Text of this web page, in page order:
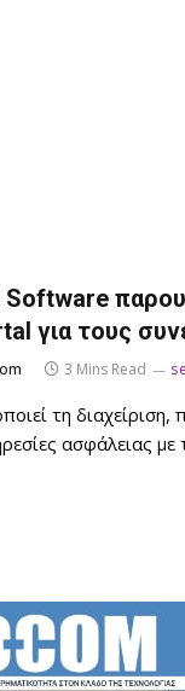
για τους
3 Mins Read
τη
ασφάλειας